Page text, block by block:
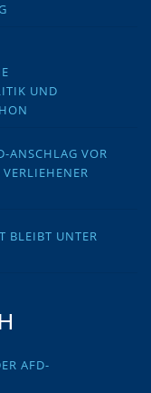
UND
ANSCHLAG VOR
BLEIBT UNTER
AFD-